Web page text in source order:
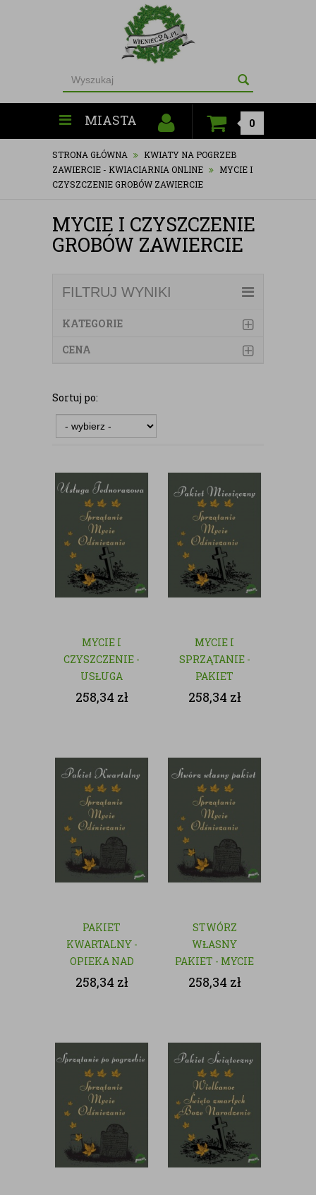
MIASTA 0
STRONA GŁÓWNA
KWIATY NA POGRZEB
ZAWIERCIE - KWIACIARNIA ONLINE
MYCIE I
CZYSZCZENIE GROBÓW ZAWIERCIE
MYCIE I CZYSZCZENIE
GROBÓW ZAWIERCIE
FILTRUJ WYNIKI
KATEGORIE
CENA
Sortuj po:
MYCIE I
CZYSZCZENIE -
USŁUGA
JEDNORAZOWA
258,34 zł
MYCIE I
SPRZĄTANIE -
PAKIET
MIESIĘCZY
258,34 zł
PAKIET
KWARTALNY -
OPIEKA NAD
GROBAMI
258,34 zł
STWÓRZ
WŁASNY
PAKIET - MYCIE
I CZYSZCZENIE
258,34 zł